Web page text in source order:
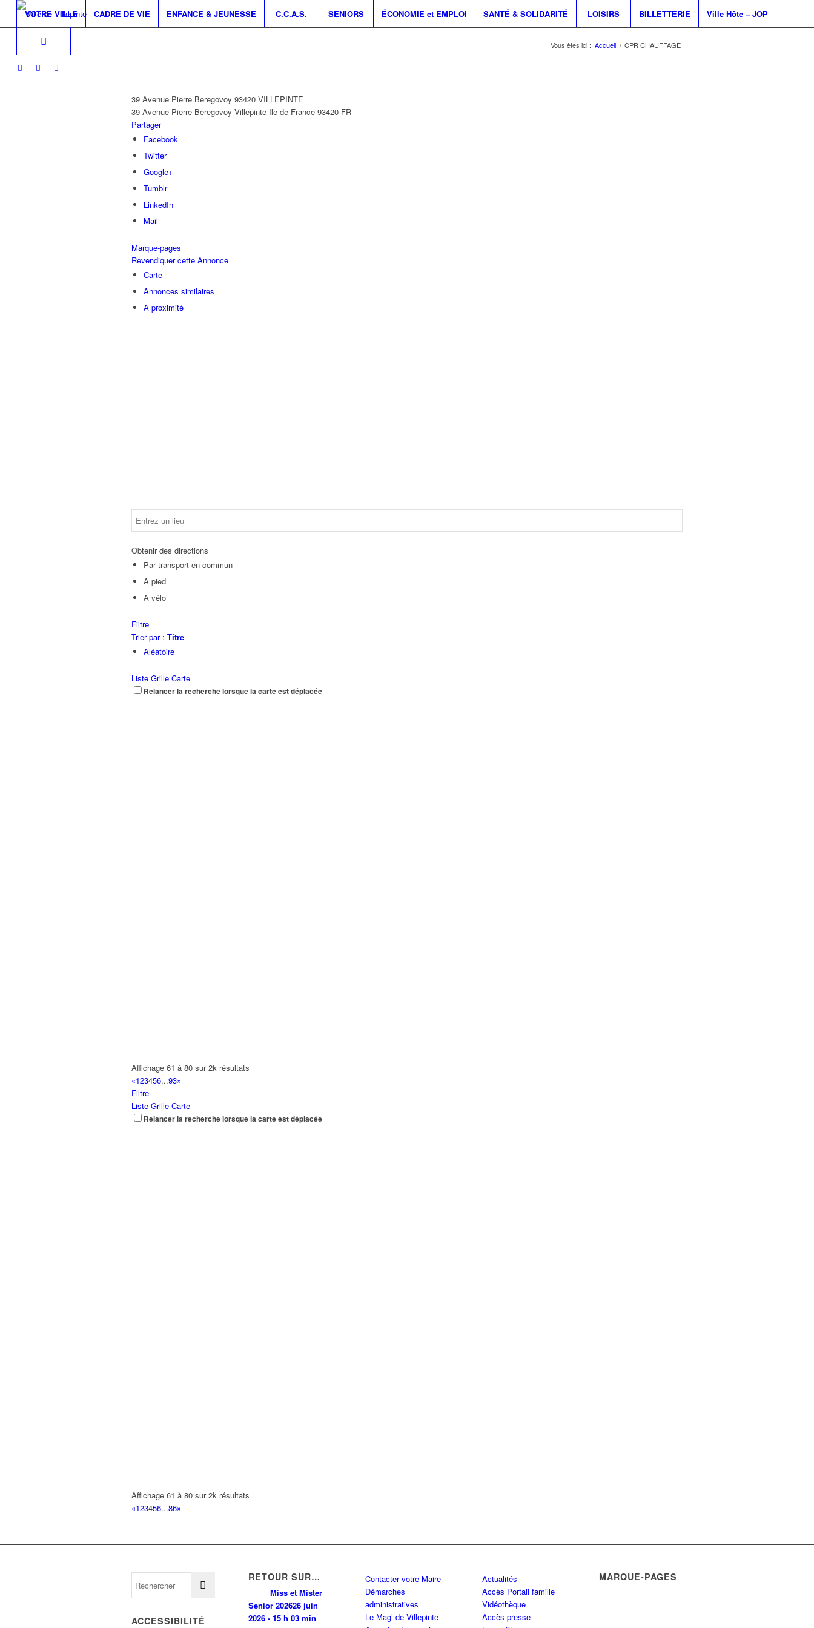
VOTRE VILLE CADRE DE VIE ENFANCE & JEUNESSE C.C.A.S. SENIORS ÉCONOMIE et EMPLOI SANTÉ & SOLIDARITÉ LOISIRS BILLETTERIE Ville Hôte – JOP
Vous êtes ici : Accueil / CPR CHAUFFAGE
39 Avenue Pierre Beregovoy 93420 VILLEPINTE
39 Avenue Pierre Beregovoy Villepinte Île-de-France 93420 FR
Partager
Facebook
Twitter
Google+
Tumblr
LinkedIn
Mail
Marque-pages
Revendiquer cette Annonce
Carte
Annonces similaires
A proximité
Obtenir des directions
Par transport en commun
A pied
À vélo
Filtre
Trier par : Titre
Aléatoire
Liste Grille Carte
Relancer la recherche lorsque la carte est déplacée
Affichage 61 à 80 sur 2k résultats
«123456...93»
Filtre
Liste Grille Carte
Relancer la recherche lorsque la carte est déplacée
Affichage 61 à 80 sur 2k résultats
«123456...86»
ACCESSIBILITÉ
RETOUR SUR…
Miss et Mister
Senior 202626 juin
2026 - 15 h 03 min
Contacter votre Maire
Démarches
administratives
Le Mag’ de Villepinte
Actualités
Accès Portail famille
Vidéothèque
Accès presse
MARQUE-PAGES